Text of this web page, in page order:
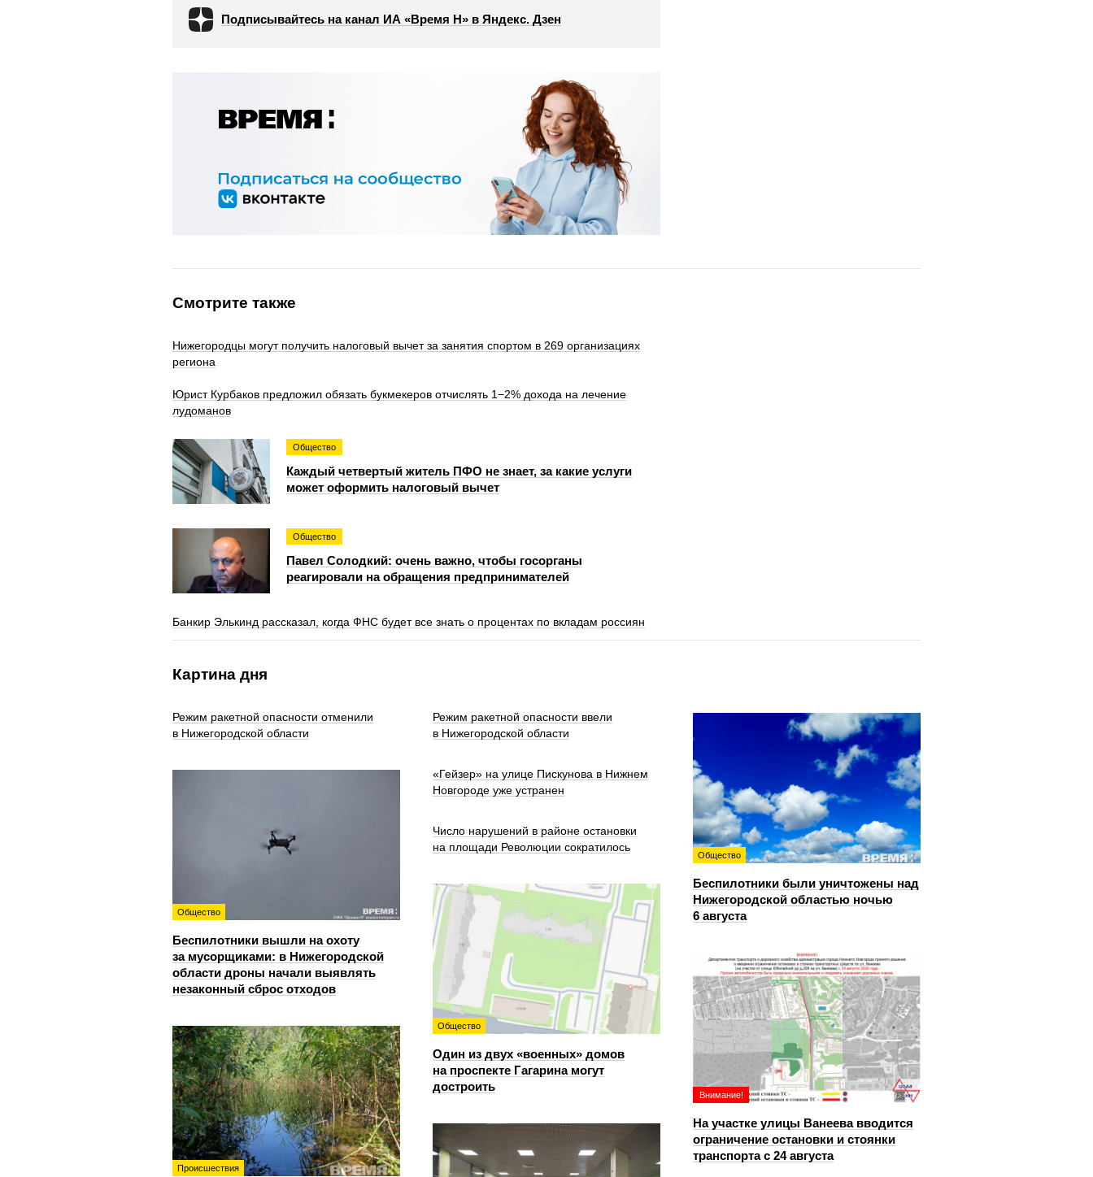
Подписывайтесь на канал ИА «Время Н» в Яндекс. Дзен
Смотрите также
Нижегородцы могут получить налоговый вычет за занятия спортом в 269 организациях
региона
Юрист Курбаков предложил обязать букмекеров отчислять 1−2% дохода на лечение
лудоманов
Общество
Каждый четвертый житель ПФО не знает, за какие услуги
может оформить налоговый вычет
Общество
Павел Солодкий: очень важно, чтобы госорганы
реагировали на обращения предпринимателей
Банкир Элькинд рассказал, когда ФНС будет все знать о процентах по вкладам россиян
Картина дня
Режим ракетной опасности отменили
в Нижегородской области
Режим ракетной опасности ввели
в Нижегородской области
Общество
Беспилотники были уничтожены над
Нижегородской областью ночью
6 августа
Общество
Беспилотники вышли на охоту
за мусорщиками: в Нижегородской
области дроны начали выявлять
незаконный сброс отходов
«Гейзер» на улице Пискунова в Нижнем
Новгороде уже устранен
Число нарушений в районе остановки
на площади Революции сократилось
Общество
Один из двух «военных» домов
на проспекте Гагарина могут
достроить
Внимание!
На участке улицы Ванеева вводится
ограничение остановки и стоянки
транспорта с 24 августа
Происшествия